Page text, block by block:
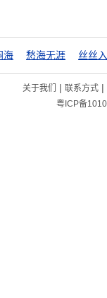
海 愁海无涯 丝丝
关于我们 | 联系方式|
粤ICP备